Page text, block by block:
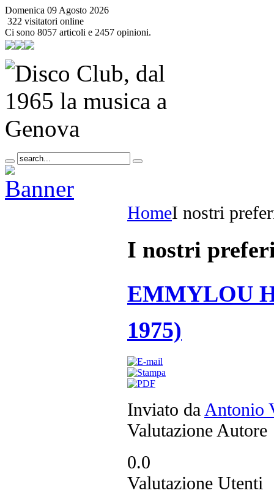
Domenica 09 Agosto 2026
322 visitatori online
Ci sono 8057 articoli e 2457 opinioni.
HomeI nostri
I nostri
EMMYLOU
1975)
Inviato da Antonio
Valutazione Autore
0.0
Valutazione Utenti